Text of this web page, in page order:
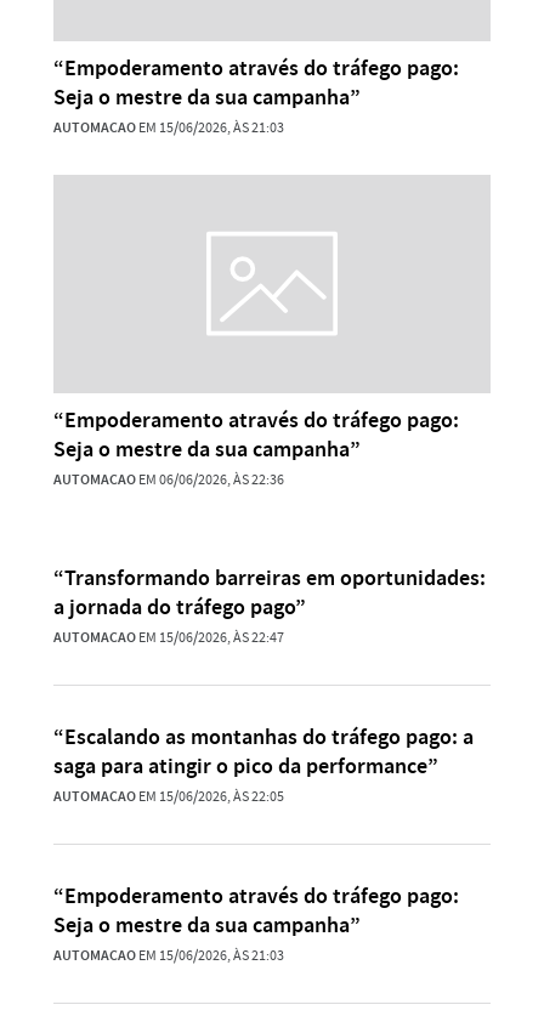
“Empoderamento através do tráfego pago:
Seja o mestre da sua campanha”
AUTOMACAOEM 15/06/2026, ÀS 21:03
“Empoderamento através do tráfego pago:
Seja o mestre da sua campanha”
AUTOMACAOEM 06/06/2026, ÀS 22:36
“Transformando barreiras em oportunidades:
a jornada do tráfego pago”
AUTOMACAOEM 15/06/2026, ÀS 22:47
“Escalando as montanhas do tráfego pago: a
saga para atingir o pico da performance”
AUTOMACAOEM 15/06/2026, ÀS 22:05
“Empoderamento através do tráfego pago:
Seja o mestre da sua campanha”
AUTOMACAOEM 15/06/2026, ÀS 21:03